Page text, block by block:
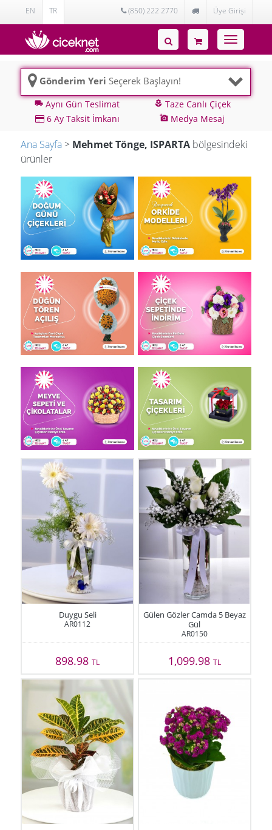
EN TR (850) 222 2770 Üye Girişi
Toggle
navigation
Gönderim Yeri Seçerek Başlayın!
local_shipping Aynı Gün Teslimat local_florist Taze Canlı Çiçek
6 Ay Taksit İmkanı
add_a_photo Medya Mesaj
Ana Sayfa > Mehmet Tönge, ISPARTA bölgesindeki
ürünler
Duygu Seli
AR0112
898.98TL
Gülen Gözler Camda 5 Beyaz
Gül
AR0150
1,099.98 TL